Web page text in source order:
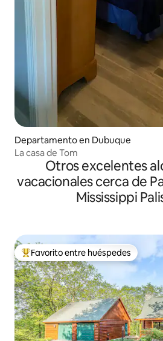
Departamento en Dubuque
La casa de Tom
Otros excelentes
vacacionales cerca de
Mississippi
De los mejores en Favorito entre
Favorito entre huéspedes